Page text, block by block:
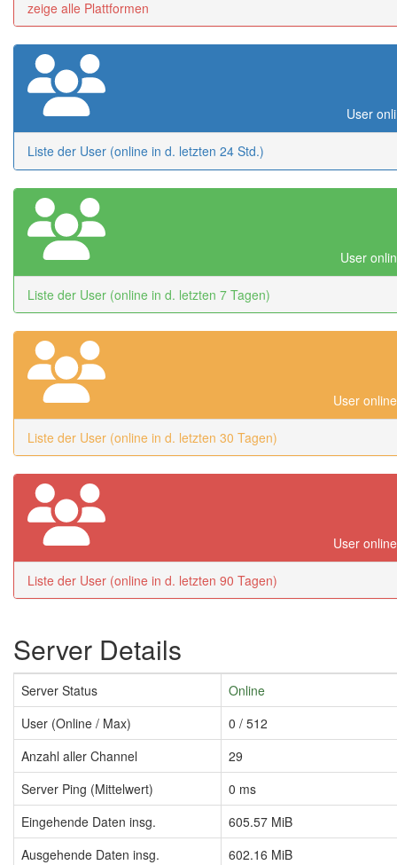
zeige alle Plattformen
User
Liste der User (online in d. letzten 24 Std.)
User
Liste der User (online in d. letzten 7 Tagen)
User
Liste der User (online in d. letzten 30 Tagen)
User
Liste der User (online in d. letzten 90 Tagen)
Server Details
Server Status
Online
User (Online / Max)
0 / 512
Anzahl aller Channel
29
Server Ping (Mittelwert)
0 ms
Eingehende Daten insg.
605.57 MiB
Ausgehende Daten insg.
602.16 MiB